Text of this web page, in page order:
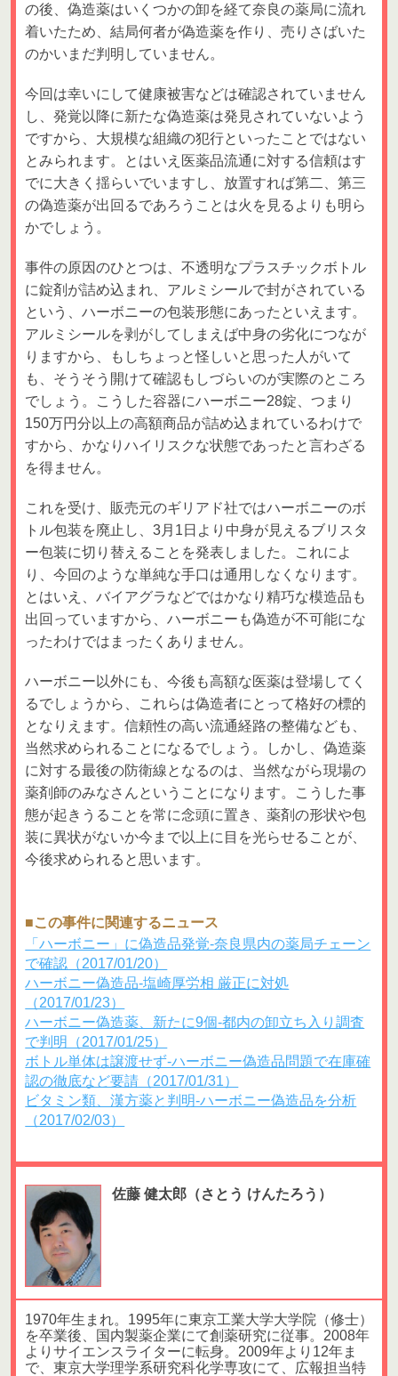
の後、偽造薬はいくつかの卸を経て奈良の薬局に流れ
着いたため、結局何者が偽造薬を作り、売りさばいた
のかいまだ判明していません。
今回は幸いにして健康被害などは確認されていません
し、発覚以降に新たな偽造薬は発見されていないよう
ですから、大規模な組織の犯行といったことではない
とみられます。とはいえ医薬品流通に対する信頼はす
でに大きく揺らいでいますし、放置すれば第二、第三
の偽造薬が出回るであろうことは火を見るよりも明ら
かでしょう。
事件の原因のひとつは、不透明なプラスチックボトル
に錠剤が詰め込まれ、アルミシールで封がされている
という、ハーボニーの包装形態にあったといえます。
アルミシールを剥がしてしまえば中身の劣化につなが
りますから、もしちょっと怪しいと思った人がいて
も、そうそう開けて確認もしづらいのが実際のところ
でしょう。こうした容器にハーボニー28錠、つまり
150万円分以上の高額商品が詰め込まれているわけで
すから、かなりハイリスクな状態であったと言わざる
を得ません。
これを受け、販売元のギリアド社ではハーボニーのボ
トル包装を廃止し、3月1日より中身が見えるブリスタ
ー包装に切り替えることを発表しました。これによ
り、今回のような単純な手口は通用しなくなります。
とはいえ、バイアグラなどではかなり精巧な模造品も
出回っていますから、ハーボニーも偽造が不可能にな
ったわけではまったくありません。
ハーボニー以外にも、今後も高額な医薬は登場してく
るでしょうから、これらは偽造者にとって格好の標的
となりえます。信頼性の高い流通経路の整備なども、
当然求められることになるでしょう。しかし、偽造薬
に対する最後の防衛線となるのは、当然ながら現場の
薬剤師のみなさんということになります。こうした事
態が起きうることを常に念頭に置き、薬剤の形状や包
装に異状がないか今まで以上に目を光らせることが、
今後求められると思います。
■この事件に関連するニュース
「ハーボニー」に偽造品発覚‐奈良県内の薬局チェーン
で確認（2017/01/20）
ハーボニー偽造品‐塩崎厚労相 厳正に対処
（2017/01/23）
ハーボニー偽造薬、新たに9個‐都内の卸立ち入り調査
で判明（2017/01/25）
ボトル単体は譲渡せず‐ハーボニー偽造品問題で在庫確
認の徹底など要請（2017/01/31）
ビタミン類、漢方薬と判明‐ハーボニー偽造品を分析
（2017/02/03）
佐藤 健太郎（さとう けんたろう）
1970年生まれ。1995年に東京工業大学大学院（修士）
を卒業後、国内製薬企業にて創薬研究に従事。2008年
よりサイエンスライターに転身。2009年より12年ま
で、東京大学理学系研究科化学専攻にて、広報担当特